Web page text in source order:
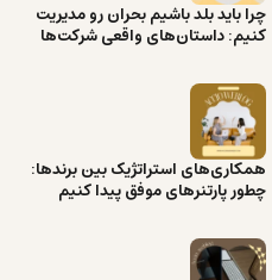
چرا باید بلد باشیم بحران رو مدیریت
کنیم: داستان‌های واقعی شرکت‌ها
همکاری‌های استراتژیک بین برندها:
چطور پارتنرهای موفق پیدا کنیم